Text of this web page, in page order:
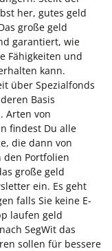
her, gutes geld
große geld
garantiert, wie
Fähigkeiten und
kann.
über Spezialfonds
Basis
Arten von
findest Du alle
die dann von
den Portfolien
große geld
ein. Es geht
falls Sie keine E-
laufen geld
SegWit das
sollen für bessere